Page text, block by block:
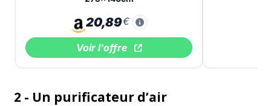
20,89€
Voir l'offre
2 - Un purificateur d’air